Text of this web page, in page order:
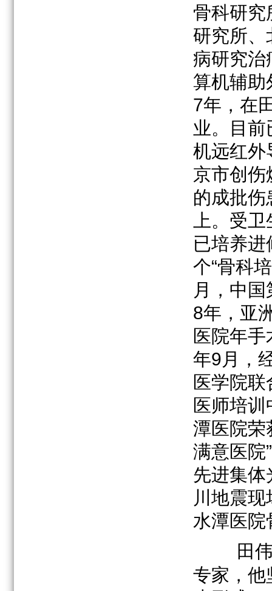
骨科研究
研究所、
病研究治
算机辅助
7年，在
业。目前
机远红外
京市创伤
的成批
上。受
已培养
个“骨科
月，中
8年，亚
医院年
年9月，
医学院
医师培
潭医院荣
满意医院
先进集体
川地震
水潭医院
田
专家，他